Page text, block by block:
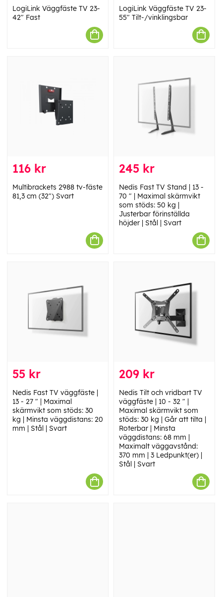
LogiLink Väggfäste TV 23-
42" Fast
LogiLink Väggfäste TV 23-
55" Tilt-/vinklingsbar
116 kr
Multibrackets 2988 tv-fäste
81,3 cm (32") Svart
245 kr
Nedis Fast TV Stand | 13 -
70 " | Maximal skärmvikt
som stöds: 50 kg |
Justerbar förinställda
höjder | Stål | Svart
55 kr
Nedis Fast TV väggfäste |
13 - 27 " | Maximal
skärmvikt som stöds: 30
kg | Minsta väggdistans: 20
mm | Stål | Svart
209 kr
Nedis Tilt och vridbart TV
väggfäste | 10 - 32 " |
Maximal skärmvikt som
stöds: 30 kg | Går att tilta |
Roterbar | Minsta
väggdistans: 68 mm |
Maximalt väggavstånd:
370 mm | 3 Ledpunkt(er) |
Stål | Svart